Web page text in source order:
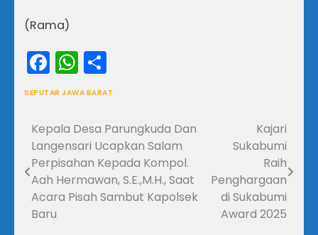
(Rama)
Facebook
WhatsApp
SEPUTAR JAWA BARAT
Navigasi
pos
Kepala Desa Parungkuda Dan
Langensari Ucapkan Salam
Perpisahan Kepada Kompol.
Aah Hermawan, S.E.,M.H., Saat
Acara Pisah Sambut Kapolsek
Baru
Kajari
Sukabumi
Raih
Penghargaan
di Sukabumi
Award 2025